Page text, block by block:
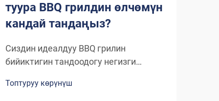
туура BBQ грилдин өлчөмүн
кандай тандаңыз?
Сиздин идеалдуу BBQ грилин
бийиктигин тандоодогу негизги
бийиктигин тандоо эстеликтүү ачык
Топтуруу көрүнүш